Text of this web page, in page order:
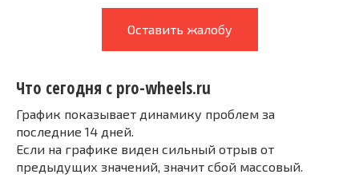
Оставить жалобу
Что сегодня с pro-wheels.ru
График показывает динамику проблем за
последние 14 дней.
Если на графике виден сильный отрыв от
предыдущих значений, значит сбой массовый.